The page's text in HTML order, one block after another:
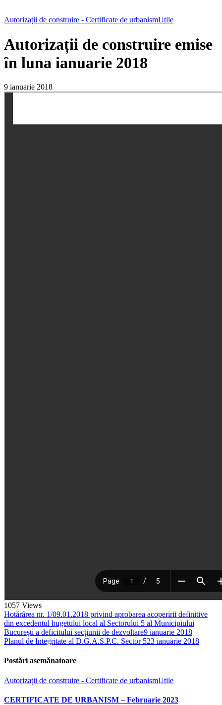
Autorizații de construire - Certificate de urbanismUtile
Autorizații de construire emise
în luna ianuarie 2018
9 ianuarie 2018
1057 Views
Hotărârea nr. 1/09.01.2018 privind aprobarea acoperirii definitive
din excedentul bugetului local al Sectorului 5 al Municipiului
București a deficitului secțiunii de dezvoltare9 ianuarie 2018
Planul de Integritate al D.G.A.S.P.C. Sector 523 ianuarie 2018
Postări asemănatoare
Autorizații de construire - Certificate de urbanismUtile
CERTIFICATE DE URBANISM – Februarie 2023